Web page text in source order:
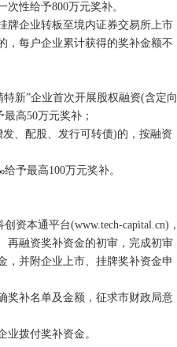
性给予800万元奖补。
企业转板至境内证券交易所上市
，每户企业累计获得的奖补金额不
新”企业首次开展股权融资(含定向
高50万元奖补；
、配股、发行可转债)的，按融资
最高100万元奖补。
本通平台(www.tech-capital.cn)，
再融资奖补资金的初审，完成初审
，并附企业上市、挂牌奖补资金申
补名单及金额，征求市财政局意
拨付奖补资金。